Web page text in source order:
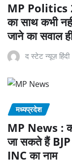
MP Politics
का साथ कभी
जाने का सवाल
द स्टेट न्यूज़ हिंदी
मध्यप्रदेश
MP News :
जा सकते हैं
INC का नाम